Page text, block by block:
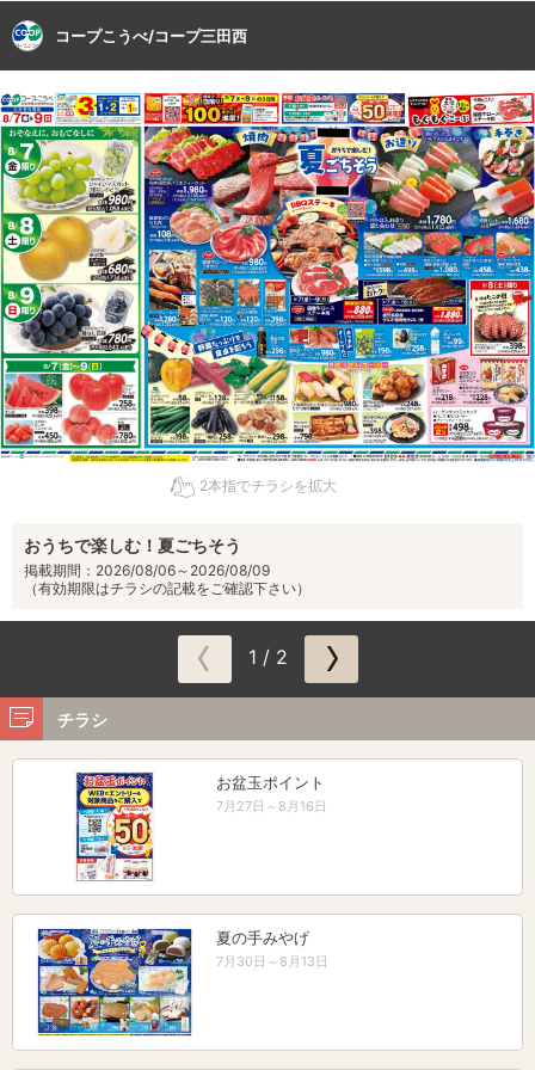
コープこうべ/コープ三田西
2本指でチラシを拡大
おうちで楽しむ！夏ごちそう
掲載期間：2026/08/06～2026/08/09
（有効期限はチラシの記載をご確認下さい）
1 / 2
チラシ
お盆玉ポイント
7月27日～8月16日
夏の手みやげ
7月30日～8月13日